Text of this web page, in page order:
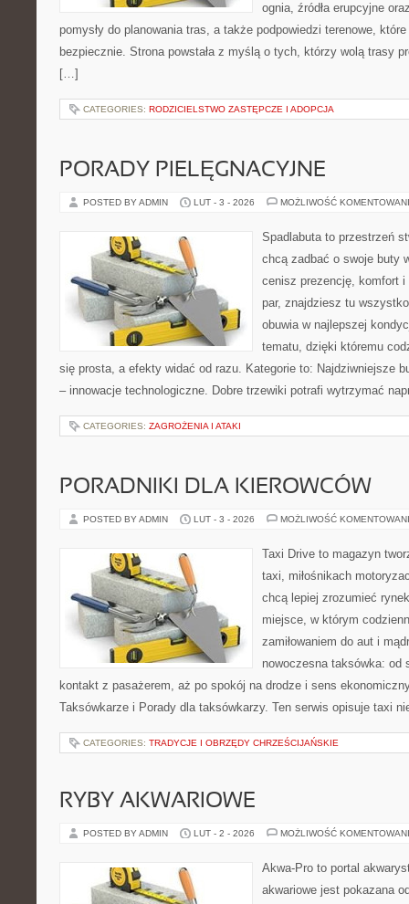
ognia, źródła erupcyjne
pomysły do planowania tras, a także podpowiedzi terenowe,
bezpiecznie. Strona powstała z myślą o tych, którzy wolą trasy
[…]
CATEGORIES: RODZICIELSTWO ZASTĘPCZE I ADOPCJA
PORADY PIELĘGNACYJNE
POSTED BY ADMIN LUT - 3 - 2026 MOŻLIWOŚĆ
Spadlabuta to przestrzeń
chcą zadbać o swoje buty
cenisz prezencję, komfort i
par, znajdziesz tu
obuwia w najlepszej
tematu, dzięki któremu
się prosta, a efekty widać od razu. Kategorie to: Najdziwniejsze
– innowacje technologiczne. Dobre trzewiki potrafi wytrzymać
CATEGORIES: ZAGROŻENIA I ATAKI
PORADNIKI DLA KIEROWCÓW
POSTED BY ADMIN LUT - 3 - 2026 MOŻLIWOŚĆ
Taxi Drive to magazyn
taxi, miłośnikach
chcą lepiej zrozumieć
miejsce, w którym
zamiłowaniem do aut i
nowoczesna taksówka: od
kontakt z pasażerem, aż po spokój na drodze i sens
Taksówkarze i Porady dla taksówkarzy. Ten serwis opisuje taxi
CATEGORIES: TRADYCJE I OBRZĘDY CHRZEŚCIJAŃSKIE
RYBY AKWARIOWE
POSTED BY ADMIN LUT - 2 - 2026 MOŻLIWOŚĆ
Akwa-Pro to portal
akwariowe jest pokazana